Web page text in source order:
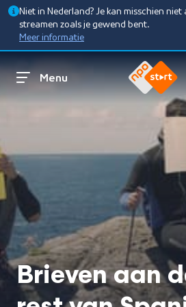
Niet in Nederland? Je kan misschien niet
streamen zoals je gewend bent.
Meer informatie
Menu
Brieven aan